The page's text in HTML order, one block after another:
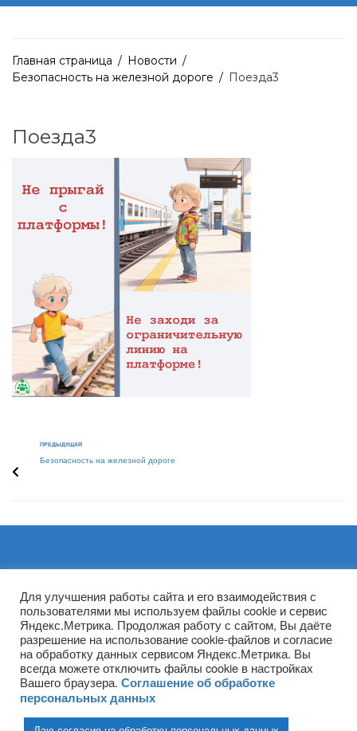
Главная страница / Новости /
Безопасность на железной дороге / Поезда3
Поезда3
ПРЕДЫДУЩАЯ
Безопасность на железной дороге
Архивы
(ГПОУ ТО «НТПБ») 2020 г. ©
Для улучшения работы сайта и его взаимодействия с
пользователями мы используем файлы cookie и сервис
Яндекс.Метрика. Продолжая работу с сайтом, Вы даёте
разрешение на использование cookie-файлов и согласие
на обработку данных сервисом Яндекс.Метрика. Вы
всегда можете отключить файлы cookie в настройках
Вашего браузера. Соглашение об обработке
персональных данных